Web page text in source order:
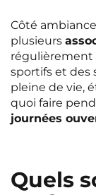
Côté
plusieurs
régulièrement
sportifs et des
pleine de vie,
quoi faire
journées
Quels